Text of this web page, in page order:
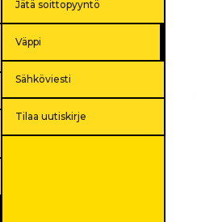
Jätä soittopyyntö
Väppi
Sähköviesti
Tilaa uutiskirje